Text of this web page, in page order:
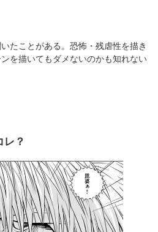
たことがある。恐怖・残虐性を描き
を描いてもダメないのかも知れない
レ？